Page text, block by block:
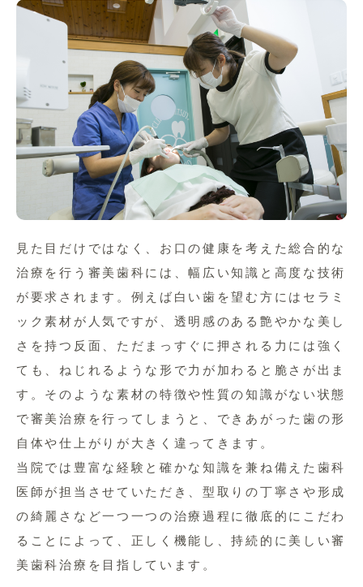
見た目だけではなく、お口の健康を考えた総合的な
治療を行う審美歯科には、幅広い知識と高度な技術
が要求されます。例えば白い歯を望む方にはセラミ
ック素材が人気ですが、透明感のある艶やかな美し
さを持つ反面、ただまっすぐに押される力には強く
ても、ねじれるような形で力が加わると脆さが出ま
す。そのような素材の特徴や性質の知識がない状態
で審美治療を行ってしまうと、できあがった歯の形
自体や仕上がりが大きく違ってきます。
当院では豊富な経験と確かな知識を兼ね備えた歯科
医師が担当させていただき、型取りの丁寧さや形成
の綺麗さなど一つ一つの治療過程に徹底的にこだわ
ることによって、正しく機能し、持続的に美しい審
美歯科治療を目指しています。